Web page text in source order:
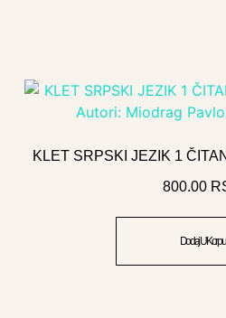
KLET SRPSKI JEZIK 1
800.00
Dodaj U Korpu